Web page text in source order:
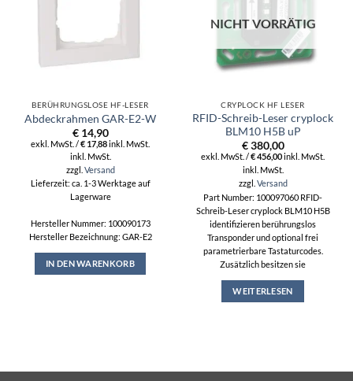
BERÜHRUNGSLOSE HF-LESER
Abdeckrahmen GAR-E2-W
€14,90
exkl. MwSt. /€ 17,88inkl. MwSt.
inkl. MwSt.
zzgl. Versand
Lieferzeit: ca. 1-3 Werktage auf
Lagerware
Hersteller Nummer: 100090173
Hersteller Bezeichnung: GAR-E2
IN DEN WARENKORB
NICHT VORRÄTIG
CRYPLOCK HF LESER
RFID-Schreib-Leser cryplock
BLM10 H5B uP
€380,00
exkl. MwSt. /€456,00inkl. MwSt.
inkl. MwSt.
zzgl. Versand
Part Number: 100097060 RFID-
Schreib-Leser cryplock BLM10 H5B
identifizieren berührungslos
Transponder und optional frei
parametrierbare Tastaturcodes.
Zusätzlich besitzen sie
WEITERLESEN